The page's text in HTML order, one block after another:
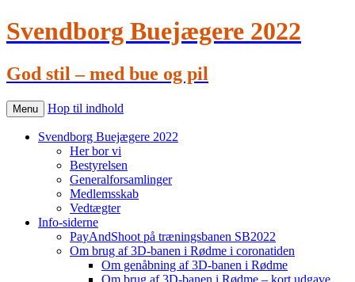
Svendborg Buejægere 2022
God stil – med bue og pil
Menu Hop til indhold
Svendborg Buejægere 2022
Her bor vi
Bestyrelsen
Generalforsamlinger
Medlemsskab
Vedtægter
Info-siderne
PayAndShoot på træningsbanen SB2022
Om brug af 3D-banen i Rødme i coronatiden
Om genåbning af 3D-banen i Rødme
Om brug af 3D-banen i Rødme – kort udgave